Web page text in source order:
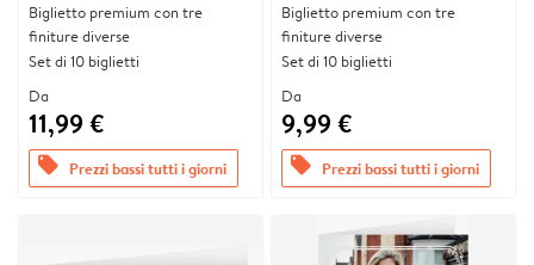
Biglietto premium con tre
finiture diverse
Set di 10 biglietti
Da
11,99 €
offers Prezzi bassi tutti i giorni
Biglietto premium con tre
finiture diverse
Set di 10 biglietti
Da
9,99 €
offers Prezzi bassi tutti i giorni